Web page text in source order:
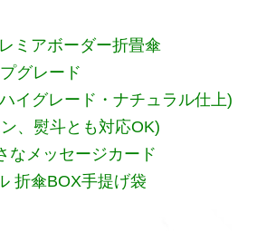
ミアボーダー折畳傘
グレード
イグレード・ナチュラル仕上)
、熨斗とも対応OK)
なメッセージカード
折傘BOX手提げ袋